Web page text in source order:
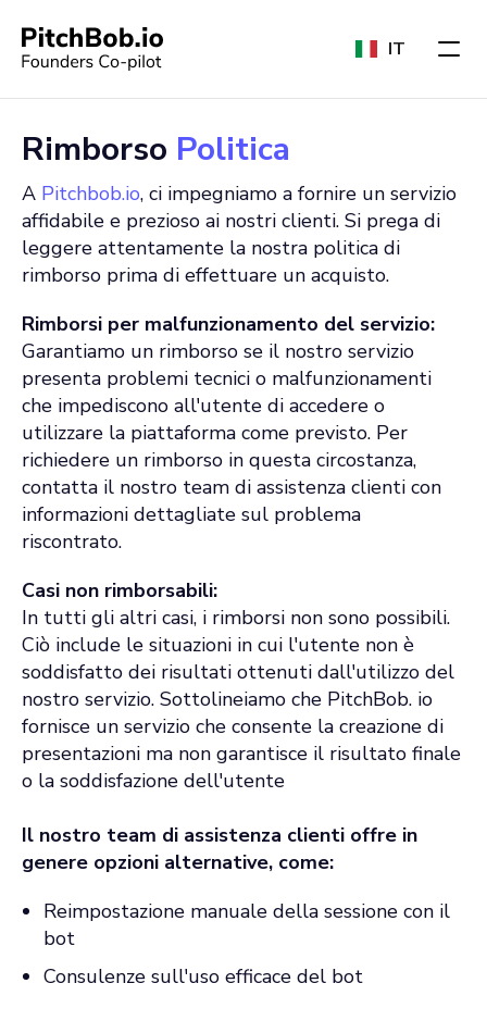
IT
Rimborso Politica
A Pitchbob.io, ci impegniamo a fornire un servizio
affidabile e prezioso ai nostri clienti. Si prega di
leggere attentamente la nostra politica di
rimborso prima di effettuare un acquisto.
Rimborsi per malfunzionamento del servizio:
Garantiamo un rimborso se il nostro servizio
presenta problemi tecnici o malfunzionamenti
che impediscono all'utente di accedere o
utilizzare la piattaforma come previsto. Per
richiedere un rimborso in questa circostanza,
contatta il nostro team di assistenza clienti con
informazioni dettagliate sul problema
riscontrato.
Casi non rimborsabili:
In tutti gli altri casi, i rimborsi non sono possibili.
Ciò include le situazioni in cui l'utente non è
soddisfatto dei risultati ottenuti dall'utilizzo del
nostro servizio. Sottolineiamo che PitchBob. io
fornisce un servizio che consente la creazione di
presentazioni ma non garantisce il risultato finale
o la soddisfazione dell'utente
Il nostro team di assistenza clienti offre in
genere opzioni alternative, come:
Reimpostazione manuale della sessione con il
bot
Consulenze sull'uso efficace del bot